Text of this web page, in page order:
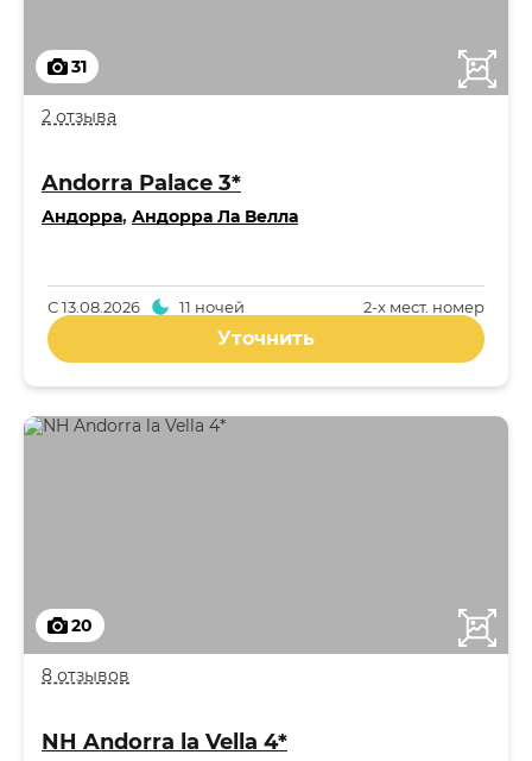
31
2 отзыва
Andorra Palace 3*
Андорра, Андорра Ла Велла
2-x мест. номер
С13.08.2026 11 ночей
Уточнить
20
8 отзывов
NH Andorra la Vella 4*